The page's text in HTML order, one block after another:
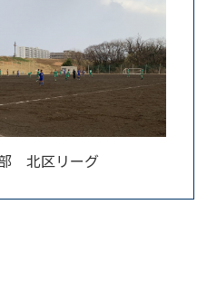
北区リーグ